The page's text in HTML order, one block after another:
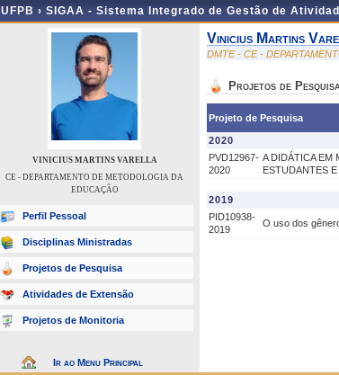
UFPB › SIGAA - Sistema Integrado de Gestão de
VINICIUS MARTINS VARELLA
CE - DEPARTAMENTO DE METODOLOGIA DA
EDUCAÇÃO
Perfil Pessoal
Disciplinas Ministradas
Projetos de Pesquisa
Atividades de Extensão
Projetos de Monitoria
Ir ao Menu Principal
Vinicius Martins
DMTE - CE -
Projetos de Pesquisa
Projeto de Pesquisa
2020
PVD12967-
2020
A DIDÁTICA EM
ESTUDANTES
2019
PID10938-
2019
O uso dos